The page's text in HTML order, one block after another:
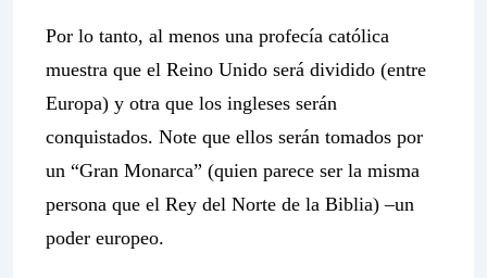
Por lo tanto, al menos una profecía católica
muestra que el Reino Unido será dividido (entre
Europa) y otra que los ingleses serán
conquistados. Note que ellos serán tomados por
un “Gran Monarca” (quien parece ser la misma
persona que el Rey del Norte de la Biblia) –un
poder europeo.